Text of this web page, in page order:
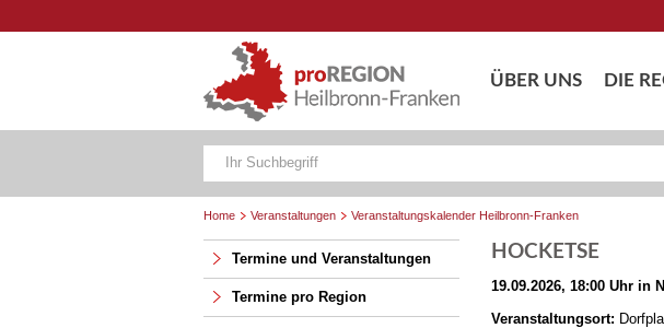
ÜBER UNS DIE
Home Veranstaltungen Veranstaltungskalender Heilbronn-Franken
Termine und Veranstaltungen
Termine pro Region
HOCKETSE
19.09.2026, 18:00 Uhr in
Veranstaltungsort: